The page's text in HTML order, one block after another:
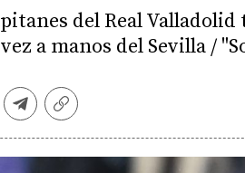
del Real
a manos del Sevilla /
Telegram
Copiar